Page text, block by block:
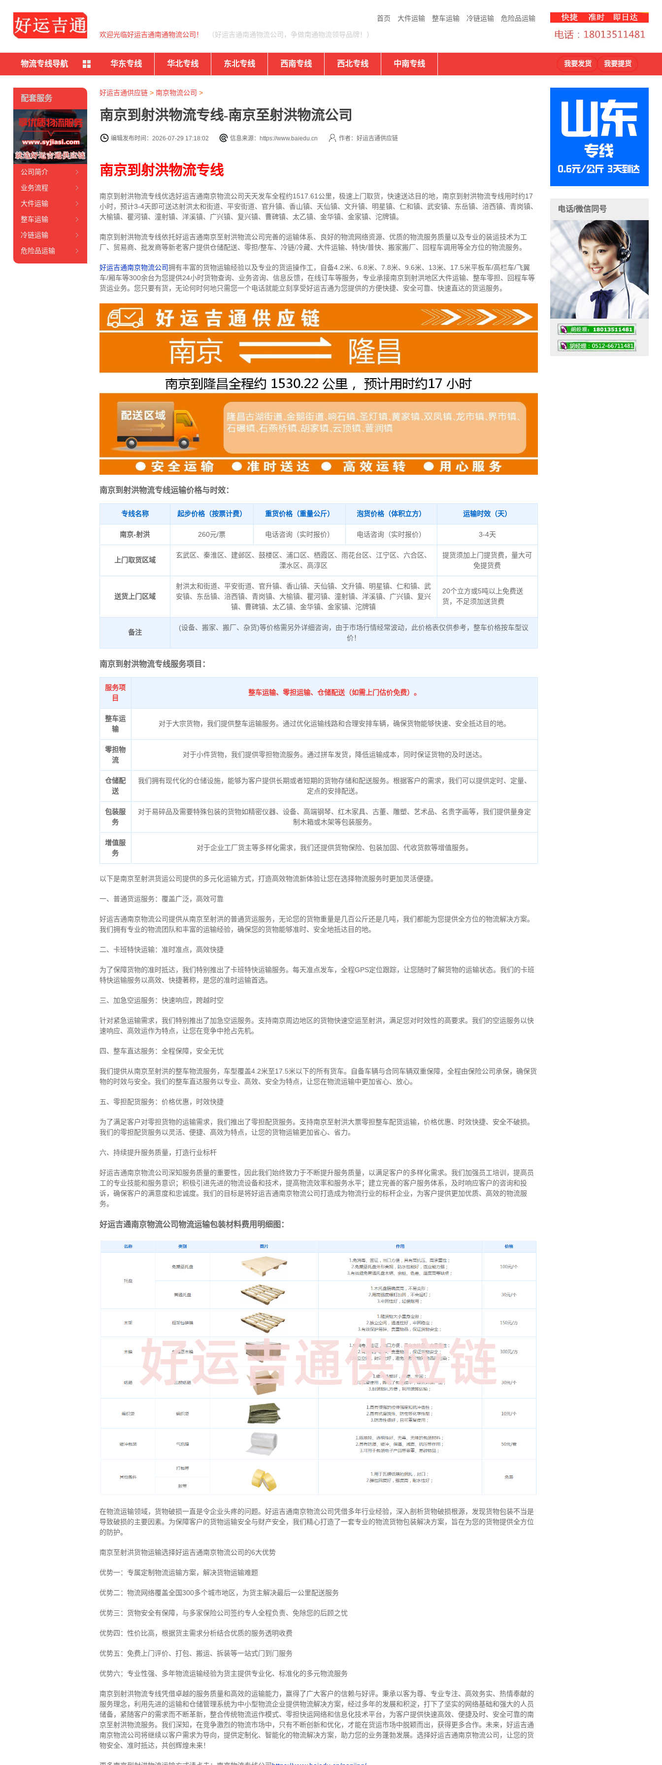
首页 大件运输 整车运输 冷链运输 危险品运输
欢迎光临好运吉通南通物流公司！ （好运吉通南通物流公司，争做南通物流领导品牌！）
物流专线导航 华东专线 华北专线 东北专线 西南专线 西北专线 中南专线 我要发货 我要提货
好运吉通供应链> 南京物流公司 >
南京到射洪物流专线-南京至射洪物流公司
编辑发布时间：2026-07-29 17:18:02 信息来源：https://www.baiedu.cn 作者：好运吉通供应链
南京到射洪物流专线
南京到射洪物流专线优选好运吉通南京物流公司天天发车全程约1517.61公里， 极速上门取货，快速送达目的地，南京到射洪物流专线用时约17
小时，预计3-4天即可送达射洪太和街道、平安街道、官升镇、香山镇、天仙镇、文升镇、明星镇、仁和镇、武安镇、东岳镇、涪西镇、青岗镇、
大榆镇、瞿河镇、潼射镇、洋溪镇、广兴镇、复兴镇、曹碑镇、太乙镇、金华镇、金家镇、沱牌镇。
南京到射洪物流专线依托好运吉通南京至射洪物流公司完善的运输体系、良好的物流网络资源、优质的物流服务质量以及专业的装运技术为工
厂、贸易商、批发商等新老客户提供仓储配送、零担/整车、冷链/冷藏、大件运输、特快/普快、搬家搬厂、回程车调用等全方位的物流服务。
好运吉通南京物流公司拥有丰富的货物运输经验以及专业的货运操作工，自备4.2米、6.8米、7.8米、9.6米、13米、17.5米平板车/高栏车/飞翼
车/厢车等300余台为您提供24小时货物查询、业务咨询、信息反馈，在线订车等服务， 专业承接南京到射洪地区大件运输、整车零担、回程车等
货运业务。 您只要有货，无论何时何地只需您一个电话就能立刻享受好运吉通为您提供的方便快捷、安全可靠、快速直达的货运服务。
南京到射洪物流专线运输价格与时效：
专线名称 起步价格（按票计费） 重货价格（重量公斤） 泡货价格（体积立方） 运输时效（天）
南京-射洪 260元/票 电话咨询（实时报价） 电话咨询（实时报价） 3-4天
上门取货区域
玄武区、秦淮区、建邺区、鼓楼区、浦口区、栖霞区、雨花台区、江宁区、六合区、
溧水区、高淳区
提货须加上门提货费，量大可
免提货费
送货上门区域
射洪太和街道、平安街道、官升镇、香山镇、天仙镇、文升镇、明星镇、仁和镇、武
安镇、东岳镇、涪西镇、青岗镇、大榆镇、瞿河镇、潼射镇、洋溪镇、广兴镇、复兴
镇、曹碑镇、太乙镇、金华镇、金家镇、沱牌镇
20个立方或5吨以上免费送
货，不足须加送货费
备注
(设备、搬家、搬厂、杂货)等价格需另外详细咨询，由于市场行情经常波动，此价格表仅供参考，整车价格按车型议
价！
南京到射洪物流专线服务项目：
服务项
目
整车运输、零担运输、仓储配送（如需上门估价免费）。
整车运
输
对于大宗货物，我们提供整车运输服务。通过优化运输线路和合理安排车辆，确保货物能够快速、安全抵达目的地。
零担物
流
对于小件货物，我们提供零担物流服务。通过拼车发货，降低运输成本，同时保证货物的及时送达。
仓储配
送
我们拥有现代化的仓储设施，能够为客户提供长期或者短期的货物存储和配送服务。根据客户的需求，我们可以提供定时、定量、
定点的安排配送。
包装服
务
对于易碎品及需要特殊包装的货物如精密仪器、设备、高端钢琴、红木家具、古董、雕塑、艺术品、名贵字画等，我们提供量身定
制木箱或木架等包装服务。
增值服
务
对于企业工厂货主等多样化需求，我们还提供货物保险、包装加固、代收货款等增值服务。
以下是南京至射洪货运公司提供的多元化运输方式，打造高效物流新体验让您在选择物流服务时更加灵活便捷。
一、普通货运服务：覆盖广泛，高效可靠
好运吉通南京物流公司提供从南京至射洪的普通货运服务，无论您的货物重量是几百公斤还是几吨，我们都能为您提供全方位的物流解决方案。
我们拥有专业的物流团队和丰富的运输经验，确保您的货物能够准时、安全地抵达目的地。
二、卡班特快运输：准时准点，高效快捷
为了保障货物的准时抵达，我们特别推出了卡班特快运输服务。每天准点发车，全程GPS定位跟踪，让您随时了解货物的运输状态。我们的卡班
特快运输服务以高效、快捷著称，是您的准时运输首选。
三、加急空运服务：快速响应，跨越时空
针对紧急运输需求，我们特别推出了加急空运服务。支持南京周边地区的货物快速空运至射洪，满足您对时效性的高要求。我们的空运服务以快
速响应、高效运作为特点，让您在竞争中抢占先机。
四、整车直达服务：全程保障，安全无忧
我们提供从南京至射洪的整车物流服务，车型覆盖4.2米至17.5米以下的所有货车。自备车辆与合同车辆双重保障，全程由保险公司承保，确保货
物的时效与安全。我们的整车直达服务以专业、高效、安全为特点，让您在物流运输中更加省心、放心。
五、零担配货服务：价格优惠，时效快捷
为了满足客户对零担货物的运输需求，我们推出了零担配货服务。支持南京至射洪大票零担整车配货运输，价格优惠、时效快捷、安全不破损。
我们的零担配货服务以灵活、便捷、高效为特点，让您的货物运输更加省心、省力。
六、持续提升服务质量，打造行业标杆
好运吉通南京物流公司深知服务质量的重要性，因此我们始终致力于不断提升服务质量，以满足客户的多样化需求。我们加强员工培训，提高员
工的专业技能和服务意识；积极引进先进的物流设备和技术，提高物流效率和服务水平；建立完善的客户服务体系，及时响应客户的咨询和投
诉，确保客户的满意度和忠诚度。我们的目标是将好运吉通南京物流公司打造成为物流行业的标杆企业，为客户提供更加优质、高效的物流服
务。
好运吉通南京物流公司物流运输包装材料费用明细图：
在物流运输领域，货物破损一直是令企业头疼的问题。好运吉通南京物流公司凭借多年行业经验，深入剖析货物破损根源，发现货物包装不当是
导致破损的主要因素。为保障客户的货物运输安全与财产安全，我们精心打造了一套专业的物流货物包装解决方案，旨在为您的货物提供全方位
的防护。
南京至射洪货物运输选择好运吉通南京物流公司的6大优势
优势一：专属定制物流运输方案，解决货物运输难题
优势二：物流网络覆盖全国300多个城市地区，为货主解决最后一公里配送服务
优势三：货物安全有保障，与多家保险公司签约专人全程负责、免除您的后顾之忧
优势四：性价比高，根据货主需求分析结合优质的服务透明收费
优势五：免费上门评价、打包、搬运、拆装等一站式门到门服务
优势六：专业性强、多年物流运输经验为货主提供专业化、标准化的多元物流服务
南京到射洪物流专线凭借卓越的服务质量和高效的运输能力，赢得了广大客户的信赖与好评。 秉承以客为尊、专业专注、高效务实、热情奉献的
服务理念，利用先进的运输和仓储管理系统为中小型物流企业提供物流解决方案，经过多年的发展和积淀，打下了坚实的网络基础和强大的人员
储备，紧随客户的需求而不断革新，整合传统物流运作模式、零担快运网络和信息化技术平台，为客户提供快速高效、便捷及时、安全可靠的南
京至射洪物流服务。 我们深知，在竞争激烈的物流市场中，只有不断创新和优化，才能在货运市场中脱颖而出，获得更多合作。 未来，好运吉通
南京物流公司将继续以客户需求为导向，提供定制化、智能化的物流解决方案，助力您的业务蓬勃发展。选择好运吉通南京物流公司，让您的货
物安全、准时抵达，共创辉煌未来！
配套服务
公司简介
业务流程
大件运输
整车运输
冷链运输
危险品运输
电话/微信同号